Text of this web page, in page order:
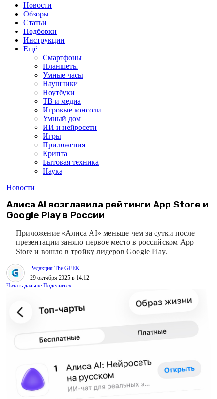
Новости
Обзоры
Статьи
Подборки
Инструкции
Ещё
Смартфоны
Планшеты
Умные часы
Наушники
Ноутбуки
ТВ и медиа
Игровые консоли
Умный дом
ИИ и нейросети
Игры
Приложения
Крипта
Бытовая техника
Наука
Новости
Алиса AI возглавила рейтинги App Store и
Google Play в России
Приложение «Алиса AI» меньше чем за сутки после
презентации заняло первое место в российском App
Store и вошло в тройку лидеров Google Play.
Редакция The GEEK
29 октября 2025 в 14:12
Читать дальше Поделиться